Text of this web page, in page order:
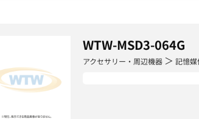
WTW-MSD3-064G
アクセサリー・周辺機器 ＞ 記憶媒